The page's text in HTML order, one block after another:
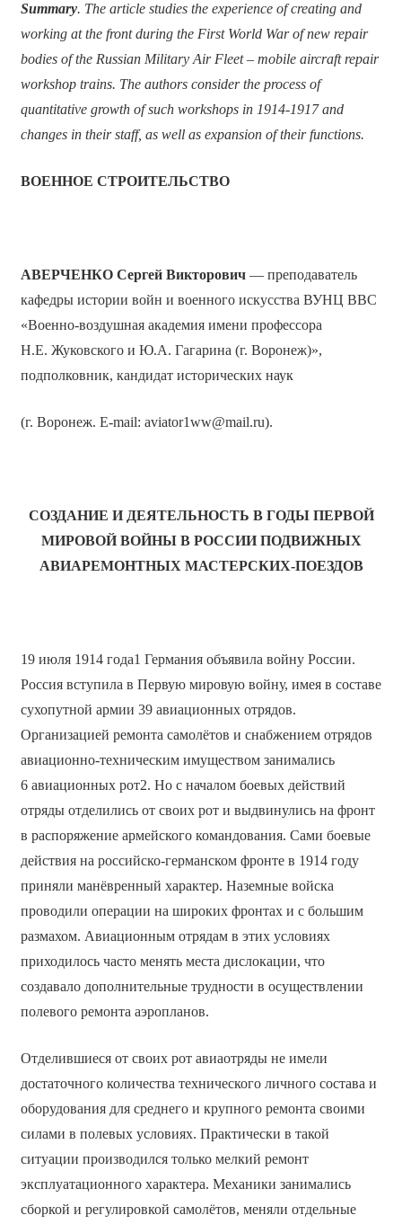
Summary. The article studies the experience of creating and
working at the front during the First World War of new repair
bodies of the Russian Military Air Fleet – mobile aircraft repair
workshop trains. The authors consider the process of
quantitative growth of such workshops in 1914-1917 and
changes in their staff, as well as expansion of their functions.
ВОЕННОЕ СТРОИТЕЛЬСТВО
АВЕРЧЕНКО Сергей Викторович— преподаватель
кафедры истории войн и военного искусства ВУНЦ ВВС
«Военно-воздушная академия имени профессора
Н.Е. Жуковского и Ю.А. Гагарина (г. Воронеж)»,
подполковник, кандидат исторических наук
(г. Воронеж. E-mail: aviator1ww@mail.ru).
СОЗДАНИЕ И ДЕЯТЕЛЬНОСТЬ В ГОДЫ ПЕРВОЙ
МИРОВОЙ ВОЙНЫ В РОССИИ ПОДВИЖНЫХ
АВИАРЕМОНТНЫХ МАСТЕРСКИХ-ПОЕЗДОВ
19 июля 1914 года1 Германия объявила войну России.
Россия вступила в Первую мировую войну, имея в составе
сухопутной армии 39 авиационных отрядов.
Организацией ремонта самолётов и снабжением отрядов
авиационно-техническим имуществом занимались
6 авиационных рот2. Но с началом боевых действий
отряды отделились от своих рот и выдвинулись на фронт
в распоряжение армейского командования. Сами боевые
действия на российско-германском фронте в 1914 году
приняли манёвренный характер. Наземные войска
проводили операции на широких фронтах и с большим
размахом. Авиационным отрядам в этих условиях
приходилось часто менять места дислокации, что
создавало дополнительные трудности в осуществлении
полевого ремонта аэропланов.
Отделившиеся от своих рот авиаотряды не имели
достаточного количества технического личного состава и
оборудования для среднего и крупного ремонта своими
силами в полевых условиях. Практически в такой
ситуации производился только мелкий ремонт
эксплуатационного характера. Механики занимались
сборкой и регулировкой самолётов, меняли отдельные